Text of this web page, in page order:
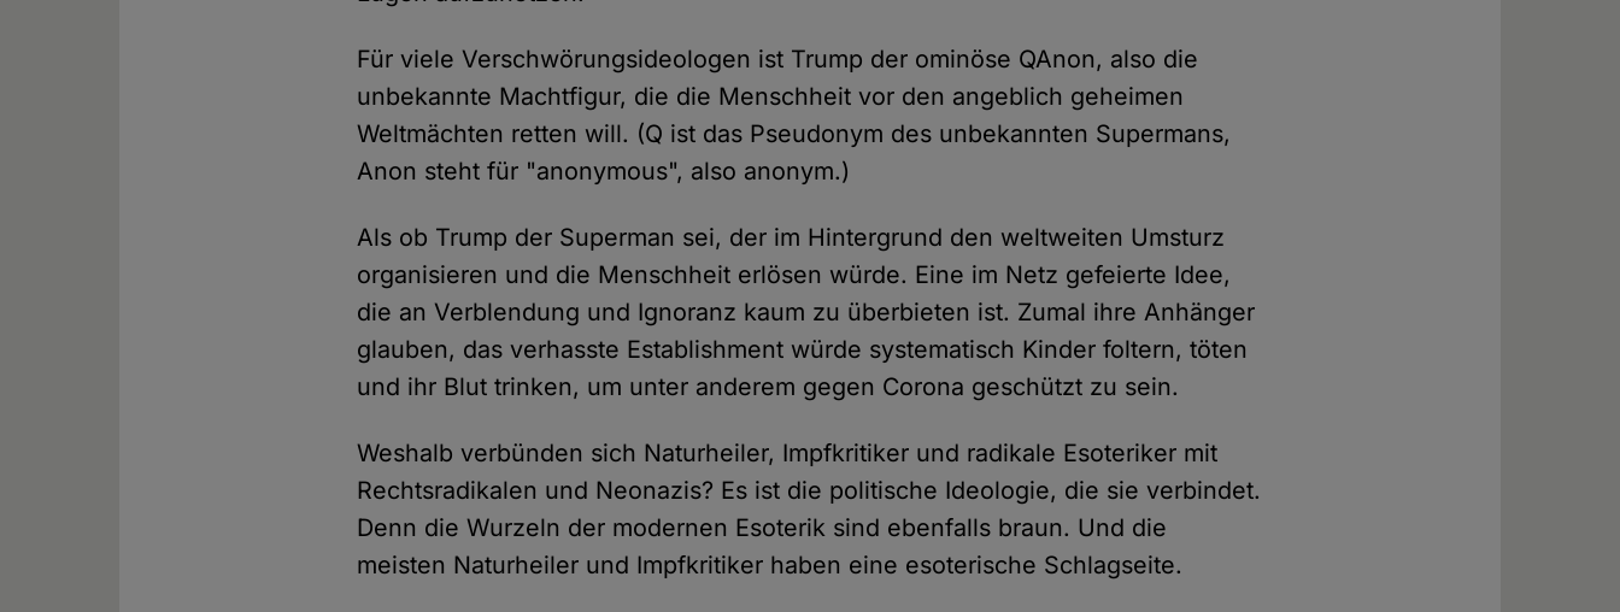
Für viele Verschwörungsideologen ist Trump der ominöse QAnon, also die
unbekannte Machtfigur, die die Menschheit vor den angeblich geheimen
Weltmächten retten will. (Q ist das Pseudonym des unbekannten Supermans,
Anon steht für "anonymous", also anonym.)
Als ob Trump der Superman sei, der im Hintergrund den weltweiten Umsturz
organisieren und die Menschheit erlösen würde. Eine im Netz gefeierte Idee,
die an Verblendung und Ignoranz kaum zu überbieten ist. Zumal ihre Anhänger
glauben, das verhasste Establishment würde systematisch Kinder foltern, töten
und ihr Blut trinken, um unter anderem gegen Corona geschützt zu sein.
Weshalb verbünden sich Naturheiler, Impfkritiker und radikale Esoteriker mit
Rechtsradikalen und Neonazis? Es ist die politische Ideologie, die sie verbindet.
Denn die Wurzeln der modernen Esoterik sind ebenfalls braun. Und die
meisten Naturheiler und Impfkritiker haben eine esoterische Schlagseite.